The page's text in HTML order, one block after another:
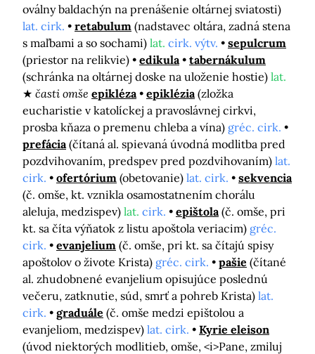
oválny baldachýn na prenášenie oltárnej sviatosti)
lat. cirk.
retabulum (nadstavec oltára, zadná stena
s maľbami a so sochami) lat. cirk. výtv.
sepulcrum
(priestor na relikvie)
edikula
tabernákulum
(schránka na oltárnej doske na uloženie hostie) lat.
časti omše epikléza epiklézia (zložka
eucharistie v katolíckej a pravoslávnej cirkvi,
prosba kňaza o premenu chleba a vína) gréc. cirk.
prefácia (čítaná al. spievaná úvodná modlitba pred
pozdvihovaním, predspev pred pozdvihovaním) lat.
cirk.
ofertórium (obetovanie) lat. cirk.
sekvencia
(č. omše, kt. vznikla osamostatnením chorálu
aleluja, medzispev) lat. cirk. epištola (č. omše, pri
kt. sa číta výňatok z listu apoštola veriacim) gréc.
cirk.
evanjelium (č. omše, pri kt. sa čítajú spisy
apoštolov o živote Krista) gréc. cirk. pašie (čítané
al. zhudobnené evanjelium opisujúce poslednú
večeru, zatknutie, súd, smrť a pohreb Krista) lat.
cirk.
graduále (č. omše medzi epištolou a
evanjeliom, medzispev) lat. cirk.
Kyrie eleison
(úvod niektorých modlitieb, omše, <i>Pane, zmiluj